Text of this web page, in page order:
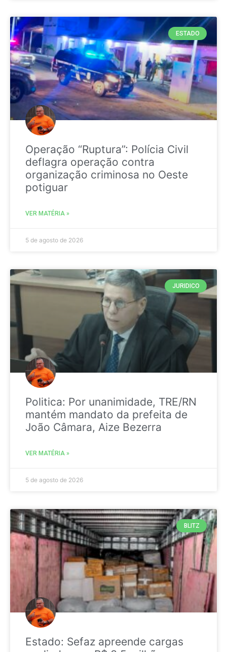
ESTADO
Operação “Ruptura”: Polícia Civil
deflagra operação contra
organização criminosa no Oeste
potiguar
VER MATÉRIA »
5 de agosto de 2026
JURIDICO
Politica: Por unanimidade, TRE/RN
mantém mandato da prefeita de
João Câmara, Aize Bezerra
VER MATÉRIA »
5 de agosto de 2026
BLITZ
Estado: Sefaz apreende cargas